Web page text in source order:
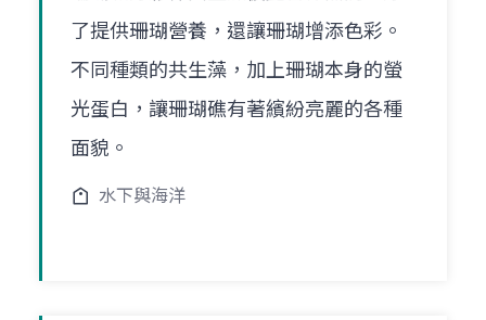
了提供珊瑚營養，還讓珊瑚增添色彩。
不同種類的共生藻，加上珊瑚本身的螢
光蛋白，讓珊瑚礁有著繽紛亮麗的各種
面貌。
水下與海洋